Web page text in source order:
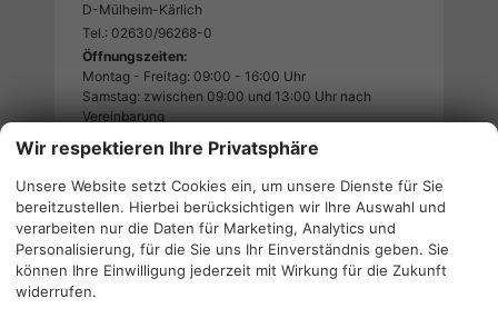
D-Mülheim-Kärlich
Tel.: 02630/96268-0
Öffnungszeiten:
Montag - Freitag: 09:00 - 16:00 Uhr
Samstag: zwischen 09:00 und 13:00 Uhr nach
Vereinbarung
Details zur Filiale
BARDOWICK / LÜNEBURG
Hamburger Landstraße 67
D-21357 Bardowick
Tel.: 04131/39433-0
Öffnungszeiten:
Montag - Freitag: 10:00 - 16:00 Uhr
Wir respektieren Ihre Privatsphäre
Unsere Website setzt Cookies ein, um unsere Dienste für Sie
bereitzustellen. Hierbei berücksichtigen wir Ihre Auswahl und
verarbeiten nur die Daten für Marketing, Analytics und
Personalisierung, für die Sie uns Ihr Einverständnis geben. Sie
können Ihre Einwilligung jederzeit mit Wirkung für die Zukunft
widerrufen.